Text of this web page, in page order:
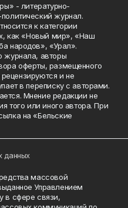
- литературно-
журнал.
к категории
как «Новый мир», «Наш
народов», «Урал».
журнала, авторы
оферты, размещенного
рецензируются и не
в переписку с авторами.
Мнение редакции не
того или иного автора. При
на «Бельские
данных
массовой
Управлением
в сфере связи,